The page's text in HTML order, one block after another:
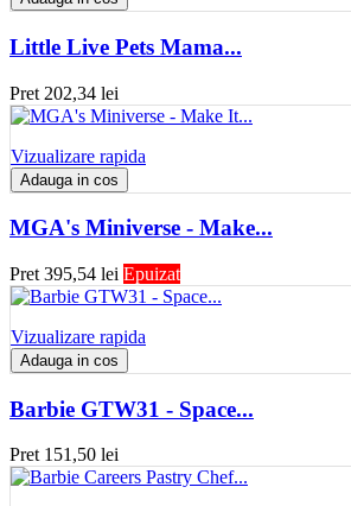
Little Live Pets Mama...
Pret 202,34 lei
Vizualizare rapida
Adauga in cos
MGA's Miniverse - Make...
Pret 395,54 lei Epuizat
Vizualizare rapida
Adauga in cos
Barbie GTW31 - Space...
Pret 151,50 lei